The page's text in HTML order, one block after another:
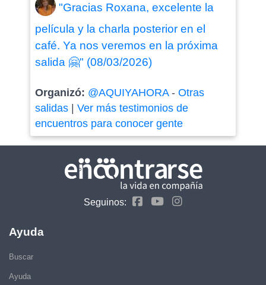
"Gracias Roxana, excelente la
película y la charla posterior en el
café. Ya nos veremos en la próxima
salida 🤗" (08/03/2026)
Organizó: @AQUIYAHORA- Otras
salidas| Ver más testimonios de
encuentros para conocer gente
Seguinos:
Ayuda
Buscar
Ayuda